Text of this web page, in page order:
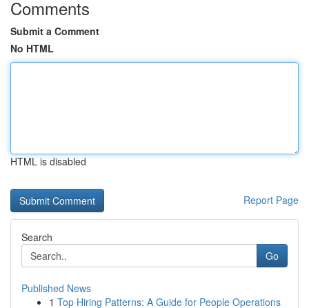
Comments
Submit a Comment
No HTML
HTML is disabled
Report Page
Search
Go
Published News
1 Top Hiring Patterns: A Guide for People Operations